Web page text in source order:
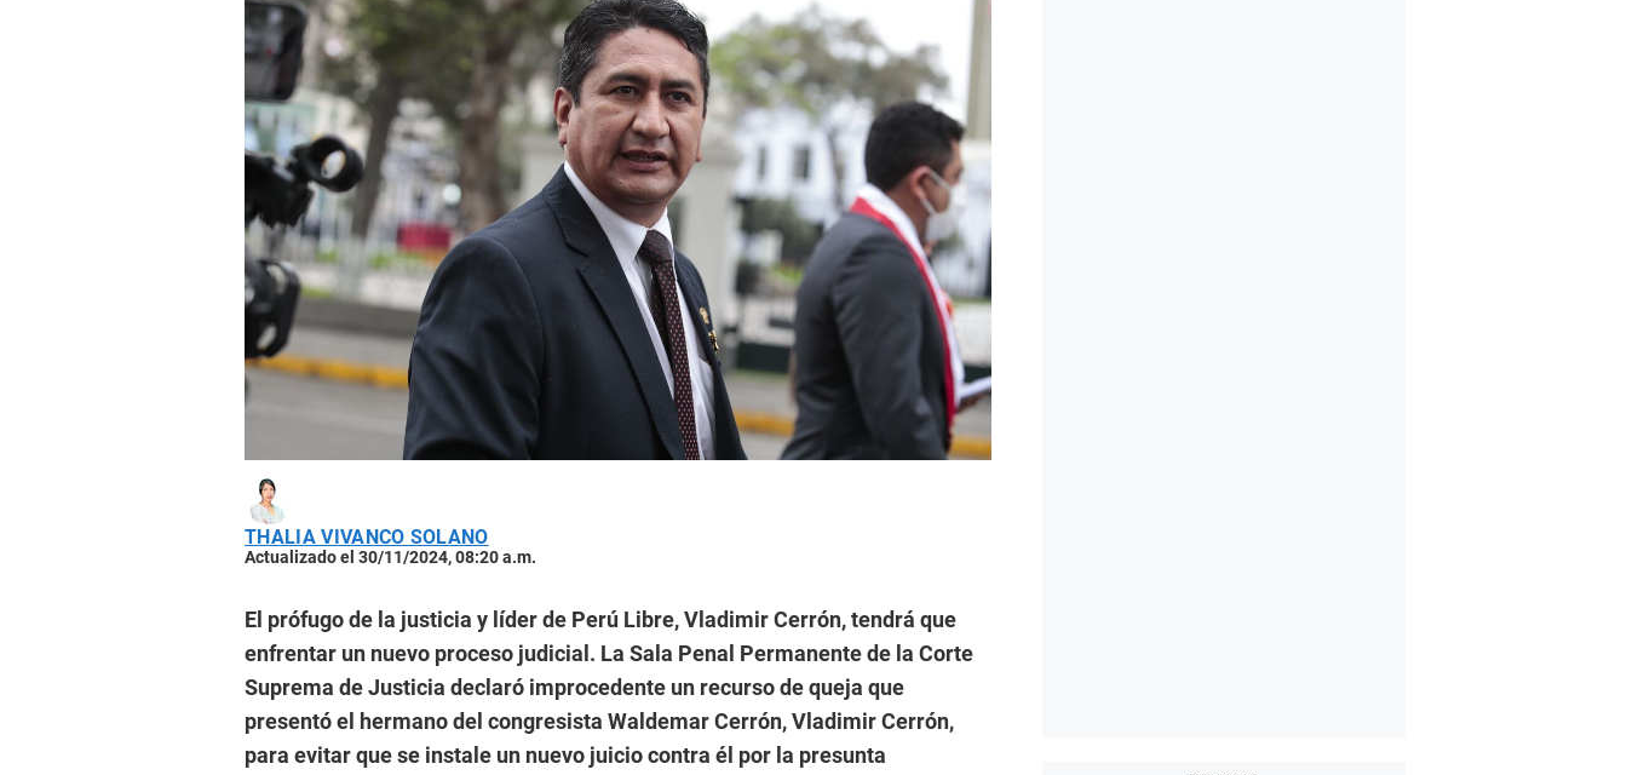
THALIA VIVANCO SOLANO
Actualizado el 30/11/2024, 08:20 a.m.
El prófugo de la justicia y líder de Perú Libre, Vladimir Cerrón, tendrá que
enfrentar un nuevo proceso judicial. La Sala Penal Permanente de la Corte
Suprema de Justicia declaró improcedente un recurso de queja que
presentó el hermano del congresista Waldemar Cerrón, Vladimir Cerrón,
para evitar que se instale un nuevo juicio contra él por la presunta